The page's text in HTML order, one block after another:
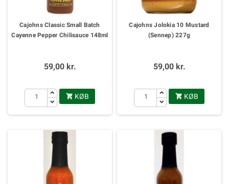
Cajohns Classic Small Batch
Cayenne Pepper Chilisauce 148ml
59,00 kr.
 KØB
Cajohns Jolokia 10 Mustard
(Sennep) 227g
59,00 kr.
 KØB